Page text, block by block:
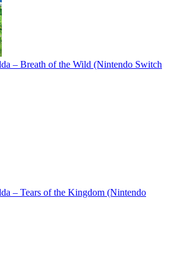
– Breath of the Wild (Nintendo Switch
– Tears of the Kingdom (Nintendo